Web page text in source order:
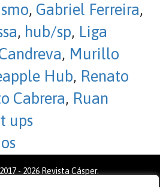
, Gabriel Ferreira,
, hub/sp, Liga
, Murillo
Hub, Renato
Cabrera, Ruan
ups
- 2026 Revista Cásper.